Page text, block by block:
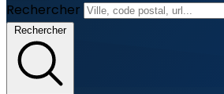
Rechercher
Rechercher